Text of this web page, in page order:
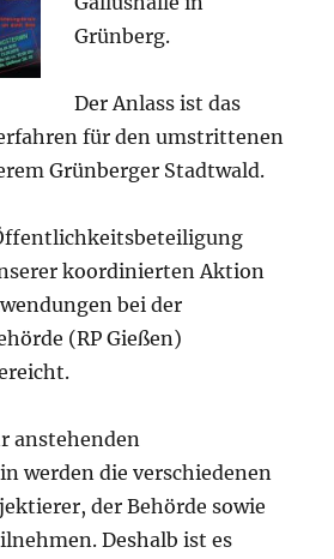
Grünberg.
Der Anlass ist das
für den umstrittenen
Grünberger Stadtwald.
koordinierten Aktion
bei der
(RP Gießen)
anstehenden
werden die verschiedenen
der Behörde sowie
Deshalb ist es